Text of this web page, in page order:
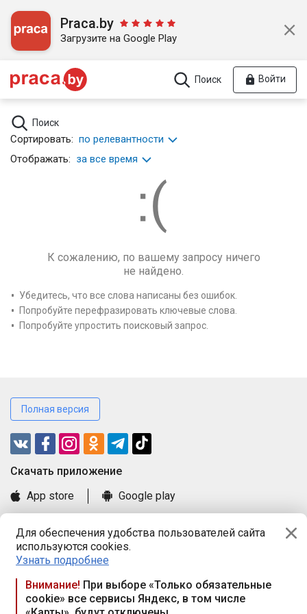
Для обеспечения удобства пользователей сайта
используются cookies.
Узнать подробнее
Внимание! При выборе «Только обязательные
cookie» все сервисы Яндекс, в том числе
Praca.by
Загрузите на Google Play
Поиск Войти
Поиск
Сортировать: по релевантности
Отображать: за все время
К сожалению, по вашему запросу ничего
не найдено.
Убедитесь, что все слова написаны без ошибок.
Попробуйте перефразировать ключевые слова.
Попробуйте упростить поисковый запрос.
Полная версия
Cкачать приложение
App store
Google play
Книга замечаний и предложений
Правила и документы
Praca.by © 2000—2026, ООО «ПРАЦА БАЙ»
Республика Беларусь, 220114, г. Минск, пр-т Независимости
117а, пом. № 9.